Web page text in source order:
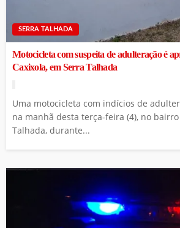
SERRA TALHADA
Motocicleta com suspeita de adulteração é
Caxixola, em Serra Talhada
Uma motocicleta com indícios de
na manhã desta terça-feira (4), no bairro
Talhada, durante...